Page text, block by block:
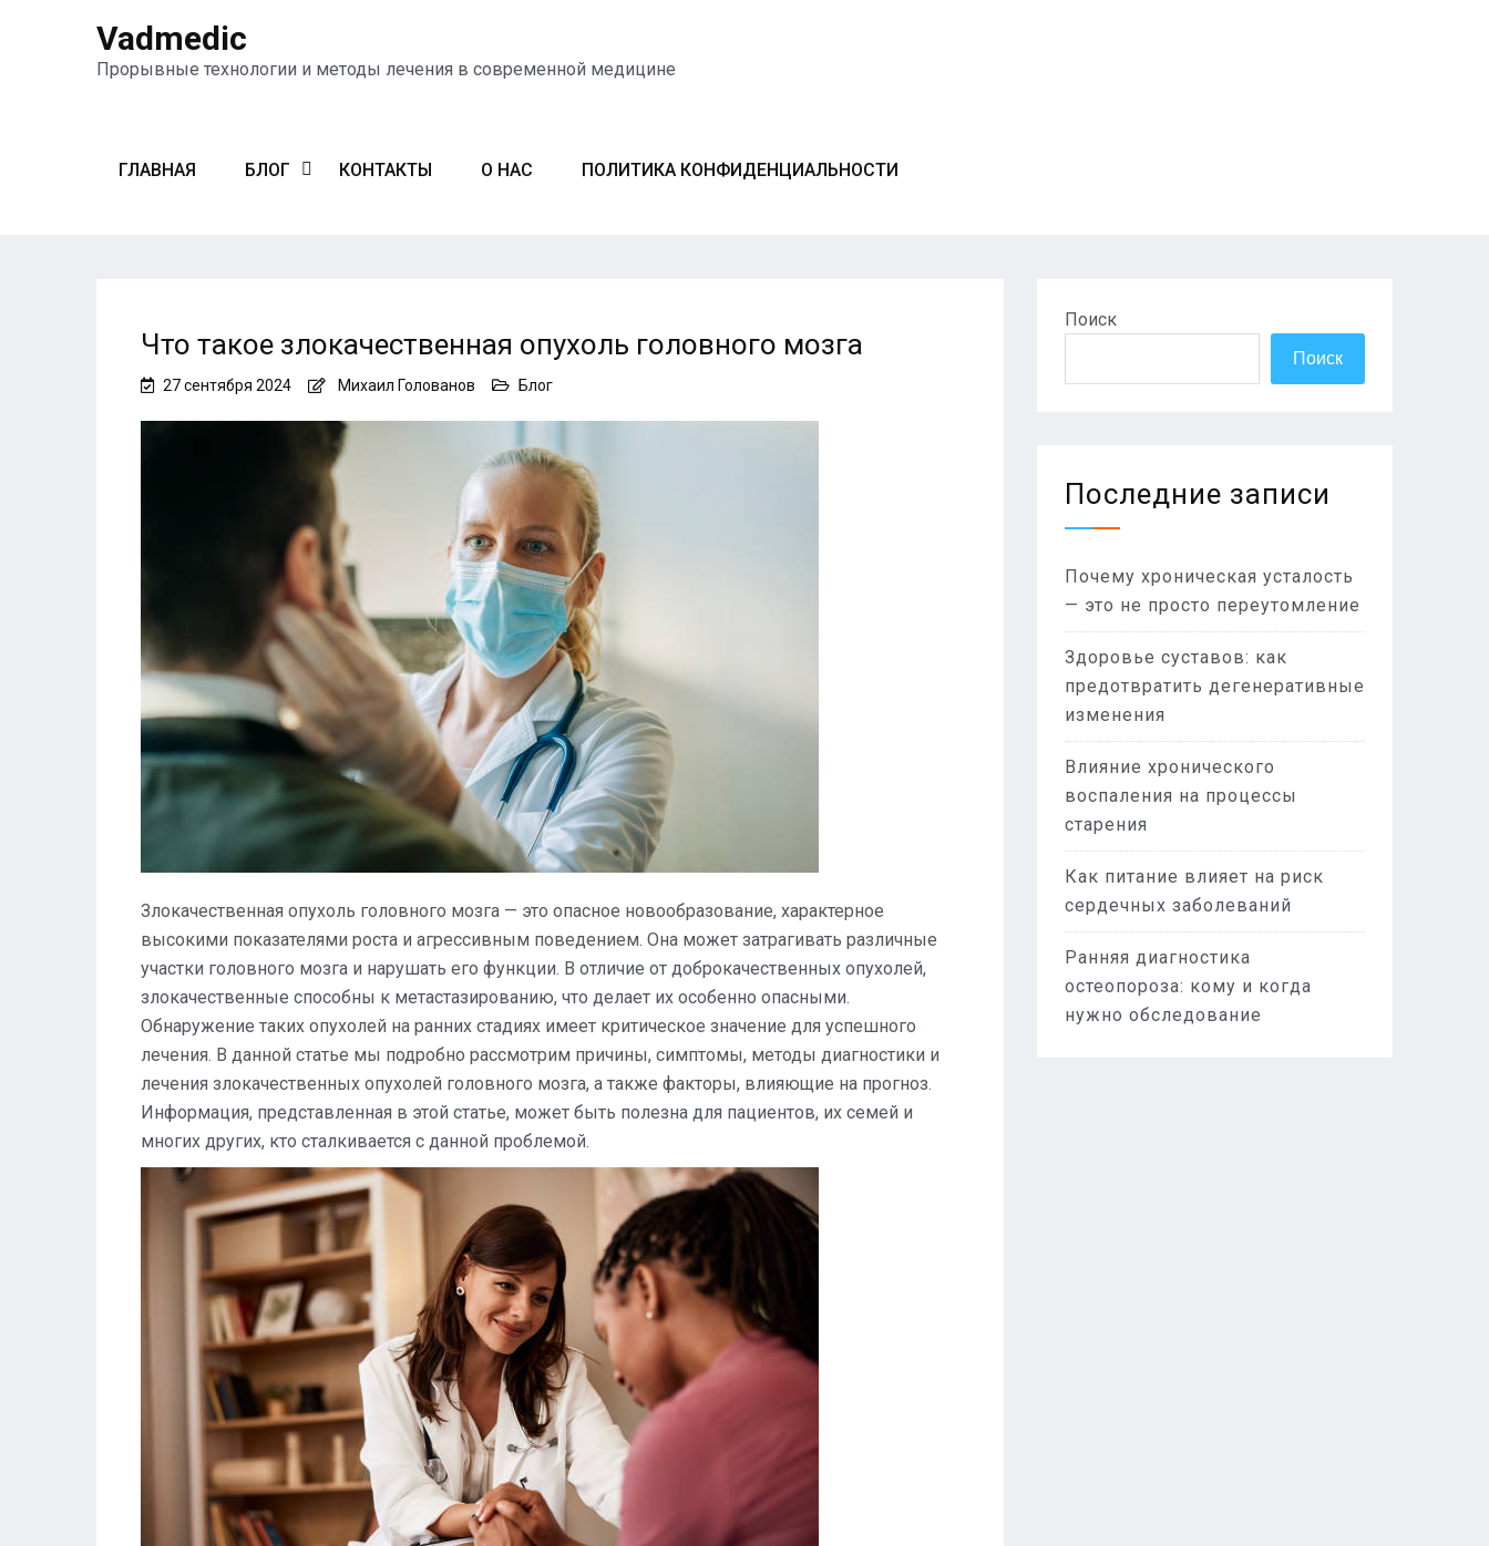
Vadmedic
Прорывные технологии и методы лечения в современной медицине
ГЛАВНАЯ БЛОГ КОНТАКТЫ О НАС ПОЛИТИКА КОНФИДЕНЦИАЛЬНОСТИ
Что такое злокачественная опухоль головного мозга
27 сентября 2024 Михаил Голованов Блог
Злокачественная опухоль головного мозга — это опасное новообразование, характерное
высокими показателями роста и агрессивным поведением. Она может затрагивать различные
участки головного мозга и нарушать его функции. В отличие от доброкачественных опухолей,
злокачественные способны к метастазированию, что делает их особенно опасными.
Обнаружение таких опухолей на ранних стадиях имеет критическое значение для успешного
лечения. В данной статье мы подробно рассмотрим причины, симптомы, методы диагностики и
лечения злокачественных опухолей головного мозга, а также факторы, влияющие на прогноз.
Информация, представленная в этой статье, может быть полезна для пациентов, их семей и
многих других, кто сталкивается с данной проблемой.
Поиск
Поиск
Последние записи
Почему хроническая усталость
— это не просто переутомление
Здоровье суставов: как
предотвратить дегенеративные
изменения
Влияние хронического
воспаления на процессы
старения
Как питание влияет на риск
сердечных заболеваний
Ранняя диагностика
остеопороза: кому и когда
нужно обследование